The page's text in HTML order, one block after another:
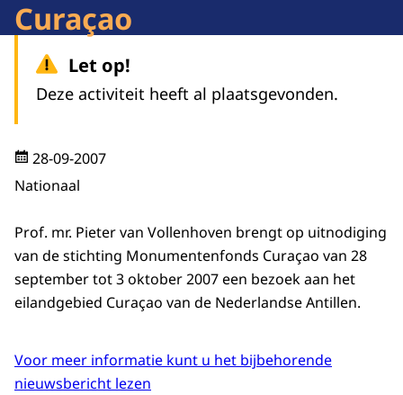
Curaçao
Let op!
Deze activiteit heeft al plaatsgevonden.
28-09-2007
Nationaal
Prof. mr. Pieter van Vollenhoven brengt op uitnodiging
van de stichting Monumentenfonds Curaçao van 28
september tot 3 oktober 2007 een bezoek aan het
eilandgebied Curaçao van de Nederlandse Antillen.
Voor meer informatie kunt u het bijbehorende
nieuwsbericht lezen